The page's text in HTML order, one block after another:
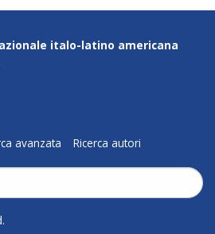
italo-latino americana
avanzata Ricerca autori